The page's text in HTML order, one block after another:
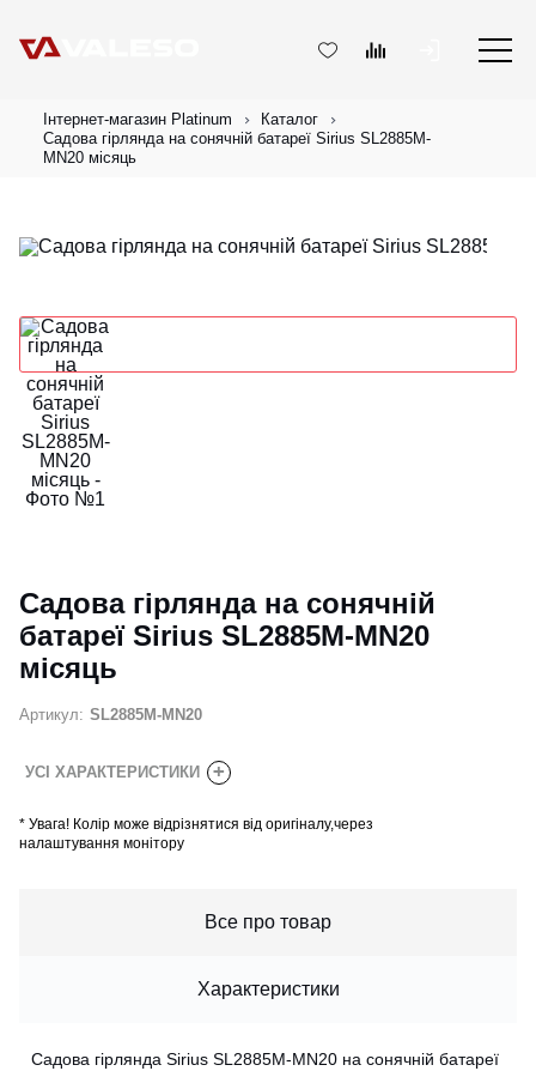
Інтернет-магазин Platinum
Каталог
Садова гірлянда на сонячній батареї Sirius SL2885M-
MN20 місяць
Садова гірлянда на сонячній
батареї Sirius SL2885M-MN20
місяць
Артикул: SL2885M-MN20
УСІ ХАРАКТЕРИСТИКИ +
* Увага! Колір може відрізнятися від оригіналу,через
налаштування монітору
Все про товар
Характеристики
Садова гірлянда Sirius SL2885M-MN20 на сонячній батареї